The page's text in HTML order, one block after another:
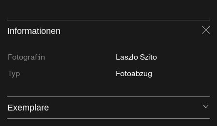
Informationen
Fotograf:in
Laszlo Szito
Typ
Fotoabzug
Exemplare